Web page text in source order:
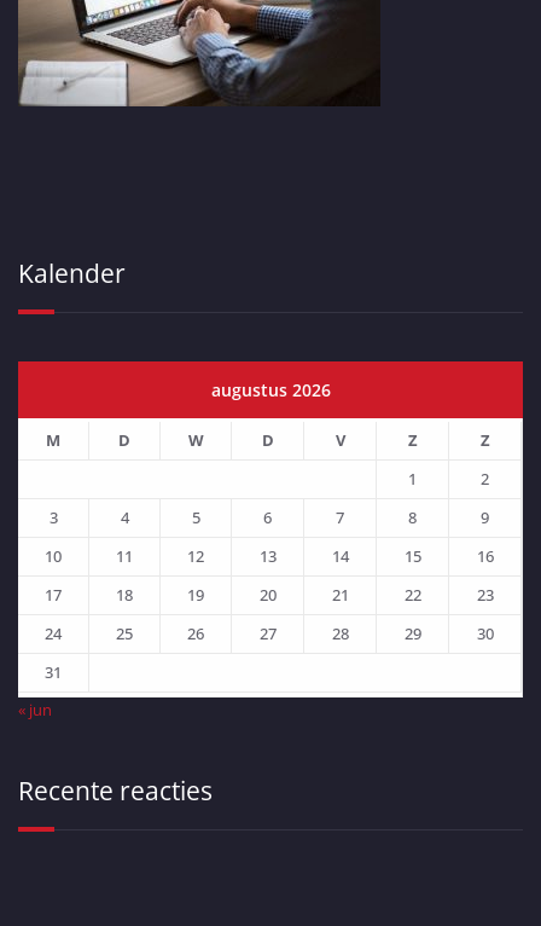
Kalender
augustus 2026
M D W D V Z
Z
1
2
3
4 5 6 7 8
9
10
11 12 13 14 15
16
17
18 19 20 21 22
23
24
25 26 27 28 29
30
31
« jun
Recente reacties